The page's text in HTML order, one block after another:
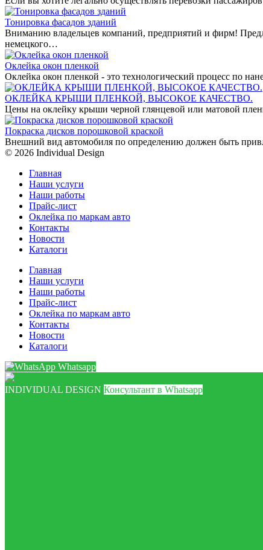
Тонировка фасадов зданий
Вниманию владельцев компаний, предприятий и фирм!
немецкого…
Оклейка окон пленкой
Оклейка окон пленкой - это технологический процесс по
ОКЛЕЙКА КРЫШИ ПЛЕНКОЙ, ВЫСОКОЕ КАЧЕСТВО.
Цены на оклейку крыши черной глянцевой или матовой
Покраска дисков порошковой краской
Внешний вид автомобиля по определению должен быть
© 2026 Individual Design
Главная
Наши услуги
Наши работы
Прайс-лист
Оклейка по маркам авто
Контакты
Новости
Каталоги
Главная
Наши услуги
Наши работы
Прайс-лист
Оклейка по маркам авто
Контакты
Новости
Каталоги
Whatsapp
INDIVIDUAL DESIGN Консультант в Whatsapp